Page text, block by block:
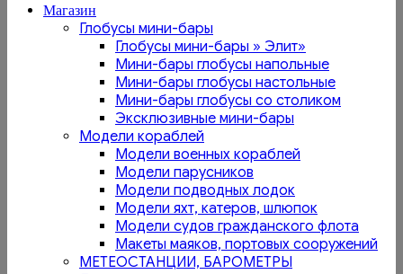
Магазин
Глобусы мини-бары
Глобусы мини-бары » Элит»
Мини-бары глобусы напольные
Мини-бары глобусы настольные
Мини-бары глобусы со столиком
Эксклюзивные мини-бары
Модели кораблей
Модели военных кораблей
Модели парусников
Модели подводных лодок
Модели яхт, катеров, шлюпок
Модели судов гражданского флота
Макеты маяков, портовых сооружений
МЕТЕОСТАНЦИИ, БАРОМЕТРЫ